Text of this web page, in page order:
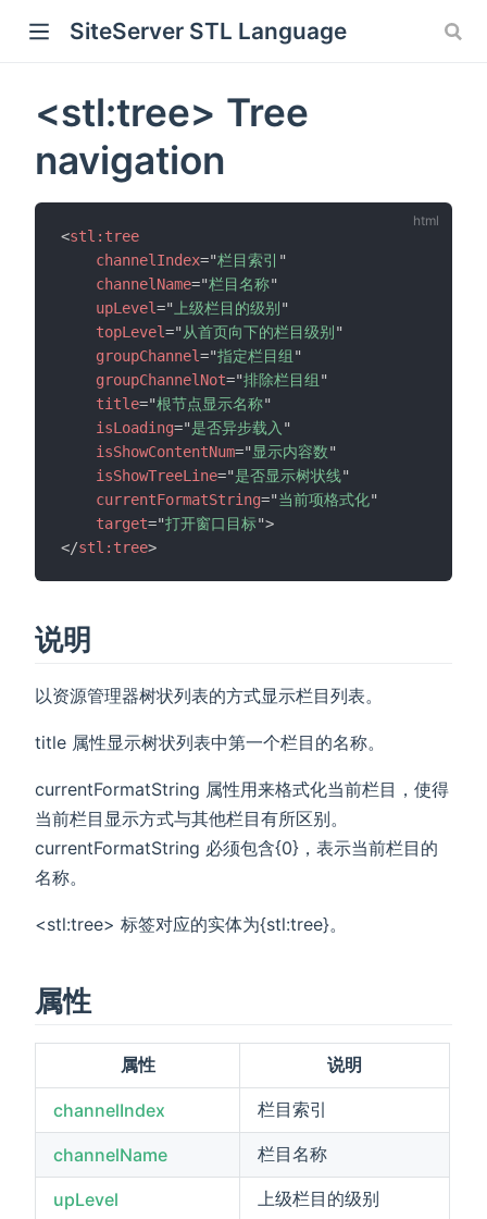
SiteServer STL Language
<stl:tree> Tree
navigation
<stl: tree
channelIndex="栏目索引 "
channelName="栏目名称"
upLevel=" 上级栏目的级别"
topLevel=" 从首页向下的栏目级别"
groupChannel="指定栏目组 "
groupChannelNot="排除栏目组 "
title="根节点显示名称"
isLoading="是否异步载入 "
isShowContentNum="显示内容数"
isShowTreeLine="是否显示树状线"
currentFormatString="当前项格式化"
target="打开窗口目标">
</stl: tree>
说明
以资源管理器树状列表的方式显示栏目列表。
title 属性显示树状列表中第一个栏目的名称。
currentFormatString 属性用来格式化当前栏目，使得
当前栏目显示方式与其他栏目有所区别。
currentFormatString 必须包含{0}，表示当前栏目的
名称。
<stl:tree> 标签对应的实体为{stl:tree}。
属性
属性 说明
channelIndex 栏目索引
channelName 栏目名称
upLevel 上级栏目的级别